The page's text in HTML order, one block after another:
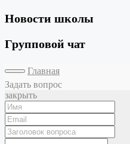
Новости школы
Групповой чат
Главная
Задать вопрос
закрыть